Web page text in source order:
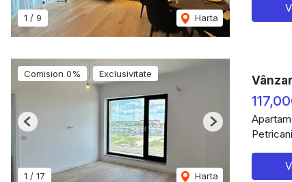
1 / 9 Harta
Comision 0% Exclusivitate
1 / 17 Harta
Previous Next